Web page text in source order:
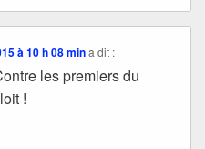
à 10 h 08 min a dit :
les premiers du
!